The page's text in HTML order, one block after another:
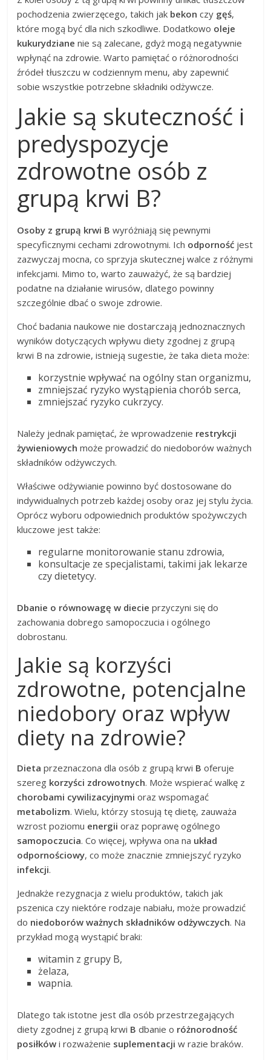
pochodzenia zwierzęcego, takich jak bekon czy gęś,
które mogą być dla nich szkodliwe. Dodatkowo oleje
kukurydziane nie są zalecane, gdyż mogą negatywnie
wpłynąć na zdrowie. Warto pamiętać o różnorodności
źródeł tłuszczu w codziennym menu, aby zapewnić
sobie wszystkie potrzebne składniki odżywcze.
Jakie są skuteczność i
predyspozycje
zdrowotne osób z
grupą krwi B?
Osoby z grupą krwi B wyróżniają się pewnymi
specyficznymi cechami zdrowotnymi. Ich odporność jest
zazwyczaj mocna, co sprzyja skutecznej walce z różnymi
infekcjami. Mimo to, warto zauważyć, że są bardziej
podatne na działanie wirusów, dlatego powinny
szczególnie dbać o swoje zdrowie.
Choć badania naukowe nie dostarczają jednoznacznych
wyników dotyczących wpływu diety zgodnej z grupą
krwi B na zdrowie, istnieją sugestie, że taka dieta może:
korzystnie wpływać na ogólny stan organizmu,
zmniejszać ryzyko wystąpienia chorób serca,
zmniejszać ryzyko cukrzycy.
Należy jednak pamiętać, że wprowadzenie restrykcji
żywieniowych może prowadzić do niedoborów ważnych
składników odżywczych.
Właściwe odżywianie powinno być dostosowane do
indywidualnych potrzeb każdej osoby oraz jej stylu życia.
Oprócz wyboru odpowiednich produktów spożywczych
kluczowe jest także:
regularne monitorowanie stanu zdrowia,
konsultacje ze specjalistami, takimi jak lekarze
czy dietetycy.
Dbanie o równowagę w diecie przyczyni się do
zachowania dobrego samopoczucia i ogólnego
dobrostanu.
Jakie są korzyści
zdrowotne, potencjalne
niedobory oraz wpływ
diety na zdrowie?
Dieta przeznaczona dla osób z grupą krwi B oferuje
szereg korzyści zdrowotnych. Może wspierać walkę z
chorobami cywilizacyjnymi oraz wspomagać
metabolizm. Wielu, którzy stosują tę dietę, zauważa
wzrost poziomu energii oraz poprawę ogólnego
samopoczucia. Co więcej, wpływa ona na układ
odpornościowy, co może znacznie zmniejszyć ryzyko
infekcji.
Jednakże rezygnacja z wielu produktów, takich jak
pszenica czy niektóre rodzaje nabiału, może prowadzić
do niedoborów ważnych składników odżywczych. Na
przykład mogą wystąpić braki:
witamin z grupy B,
żelaza,
wapnia.
Dlatego tak istotne jest dla osób przestrzegających
diety zgodnej z grupą krwi B dbanie o różnorodność
posiłków i rozważenie suplementacji w razie braków.